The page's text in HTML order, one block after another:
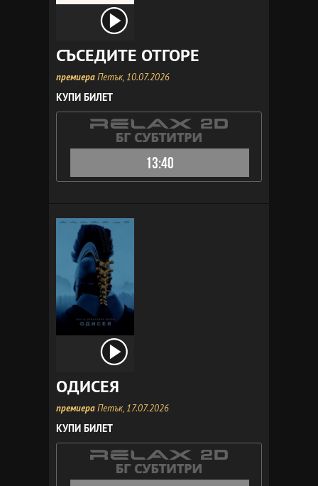
СЪСЕДИТЕ ОТГОРЕ
премиераПетък, 10.07.2026
КУПИ БИЛЕТ
13:40
ОДИСЕЯ
премиераПетък, 17.07.2026
КУПИ БИЛЕТ